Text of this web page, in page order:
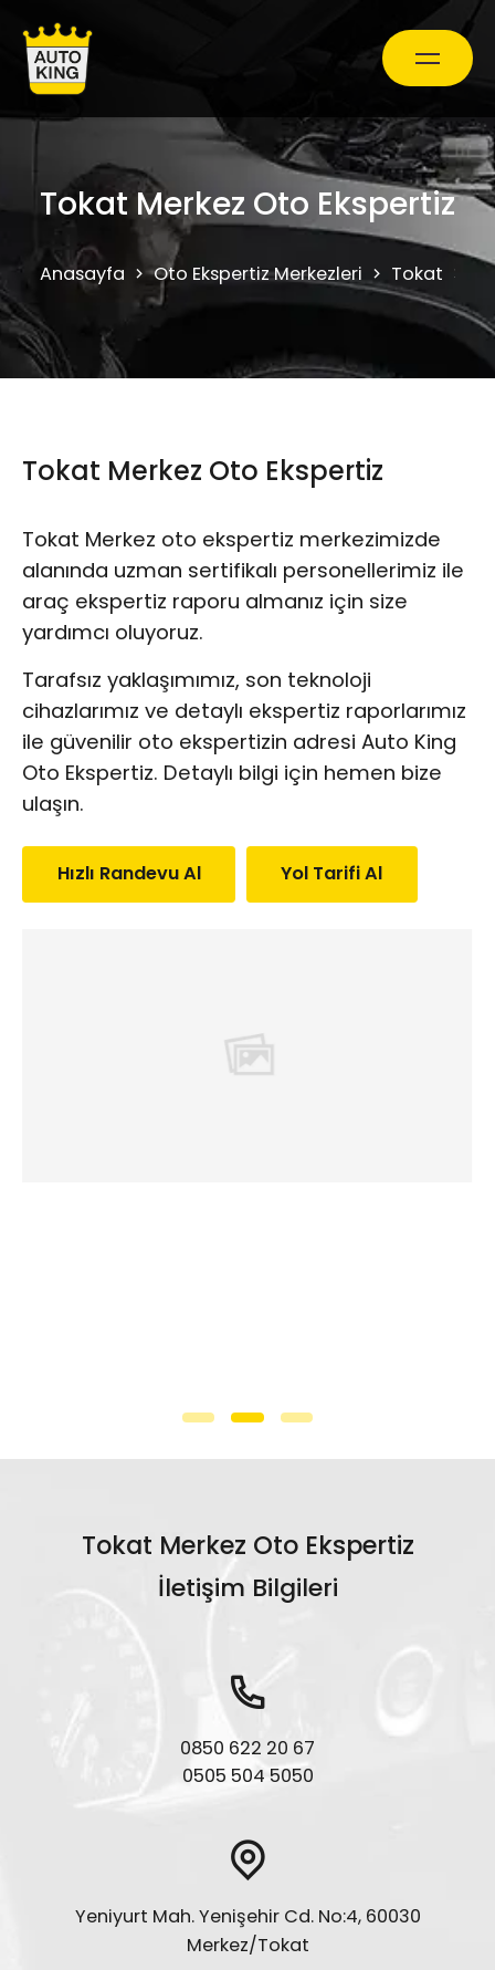
Araç Bakım ve Onarım
Oto Ekspertiz Hizmetleri
Kampanyalar
Randevu Al
Tokat Merkez Oto Ekspertiz
Anasayfa Oto Ekspertiz Merkezleri Tokat
Tokat Merkez Oto Ekspertiz
Tokat Merkez oto ekspertiz merkezimizde
alanında uzman sertifikalı personellerimiz ile
araç ekspertiz raporu almanız için size
yardımcı oluyoruz.
Tarafsız yaklaşımımız, son teknoloji
cihazlarımız ve detaylı ekspertiz raporlarımız
ile güvenilir oto ekspertizin adresi Auto King
Oto Ekspertiz. Detaylı bilgi için hemen bize
ulaşın.
Hızlı Randevu Al Yol Tarifi Al
Tokat Merkez Oto Ekspertiz
İletişim Bilgileri
0850 622 20 67
0505 504 5050
Yeniyurt Mah. Yenişehir Cd. No:4, 60030
Merkez/Tokat